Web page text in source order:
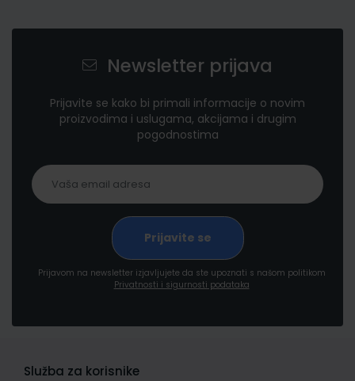
Newsletter prijava
Prijavite se kako bi primali informacije o novim
proizvodima i uslugama, akcijama i drugim
pogodnostima
Prijavom na newsletter izjavljujete da ste upoznati s našom politikom
Privatnosti i sigurnosti podataka
Služba za korisnike